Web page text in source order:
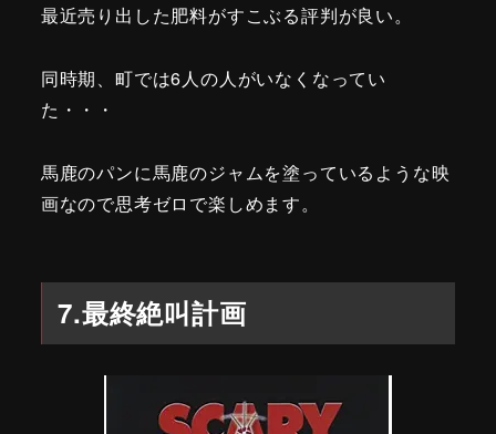
最近売り出した肥料がすこぶる評判が良い。
同時期、町では6人の人がいなくなってい
た・・・
馬鹿のパンに馬鹿のジャムを塗っているような映
画なので思考ゼロで楽しめます。
7.最終絶叫計画